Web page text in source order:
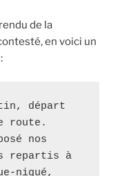
de la
en voici un
départ
route.
nos
repartis à
niqué,